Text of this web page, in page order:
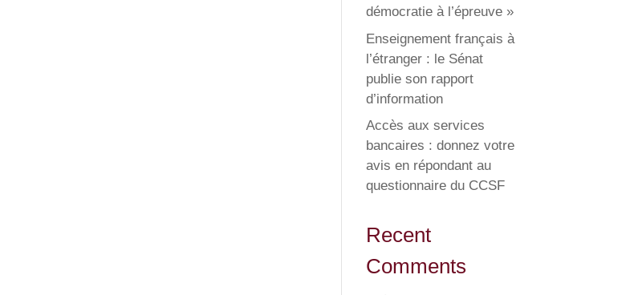
démocratie à l’épreuve »
Enseignement français à
l’étranger : le Sénat
publie son rapport
d’information
Accès aux services
bancaires : donnez votre
avis en répondant au
questionnaire du CCSF
Recent
Comments